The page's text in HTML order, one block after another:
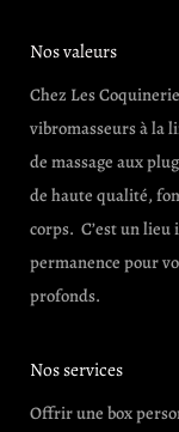
Nos valeurs
Chez Les
vibromasseurs à la
de massage aux
de haute qualité,
corps. C’est un lieu
permanence pour
profonds.
Nos services
Offrir une box